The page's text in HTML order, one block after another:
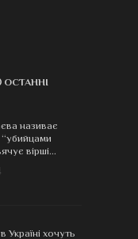
ОСТАННІ
називає
“убийцами
вірші...
Україні хочуть